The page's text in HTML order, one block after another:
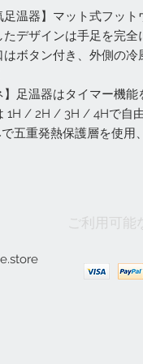
足温器】マット式フッ
たデザインは手足を完
ボタン付き、外側の
】足温器はタイマー機
1H / 2H / 3H / 4Hで自
五重発熱保護層を使用
ご利用可能